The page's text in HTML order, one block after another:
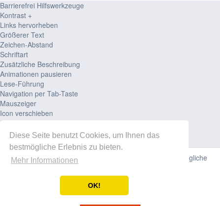
Diese Seite benutzt Cookies, um Ihnen das
bestmögliche Erlebnis zu bieten.
Mehr Informationen
OK!
Diese Website verwendet Cookies, um Ihnen die bestmögliche
Einverstanden
Barrierefrei Hilfswerkzeuge
Kontrast +
Links hervorheben
Größerer Text
Zeichen-Abstand
Schriftart
Zusätzliche Beschreibung
Animationen pausieren
Lese-Führung
Navigation per Tab-Taste
Mauszeiger
Icon verschieben
Seiten-Struktur
Zurücksetzen
powered by designverign